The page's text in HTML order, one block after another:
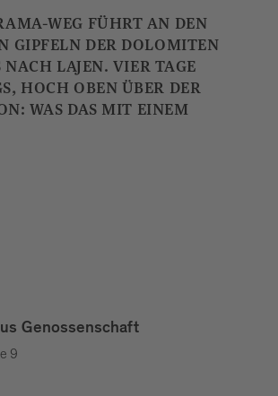
WEG FÜHRT AN DEN
GIPFELN DER DOLOMITEN
NACH LAJEN. VIER TAGE
HOCH OBEN ÜBER DER
WAS DAS MIT EINEM
Genossenschaft
9